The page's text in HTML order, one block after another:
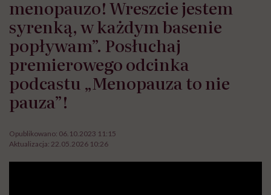
menopauzo! Wreszcie jestem
syrenką, w każdym basenie
popływam”. Posłuchaj
premierowego odcinka
podcastu „Menopauza to nie
pauza”!
Opublikowano: 06.10.2023 11:15
Aktualizacja: 22.05.2026 10:26